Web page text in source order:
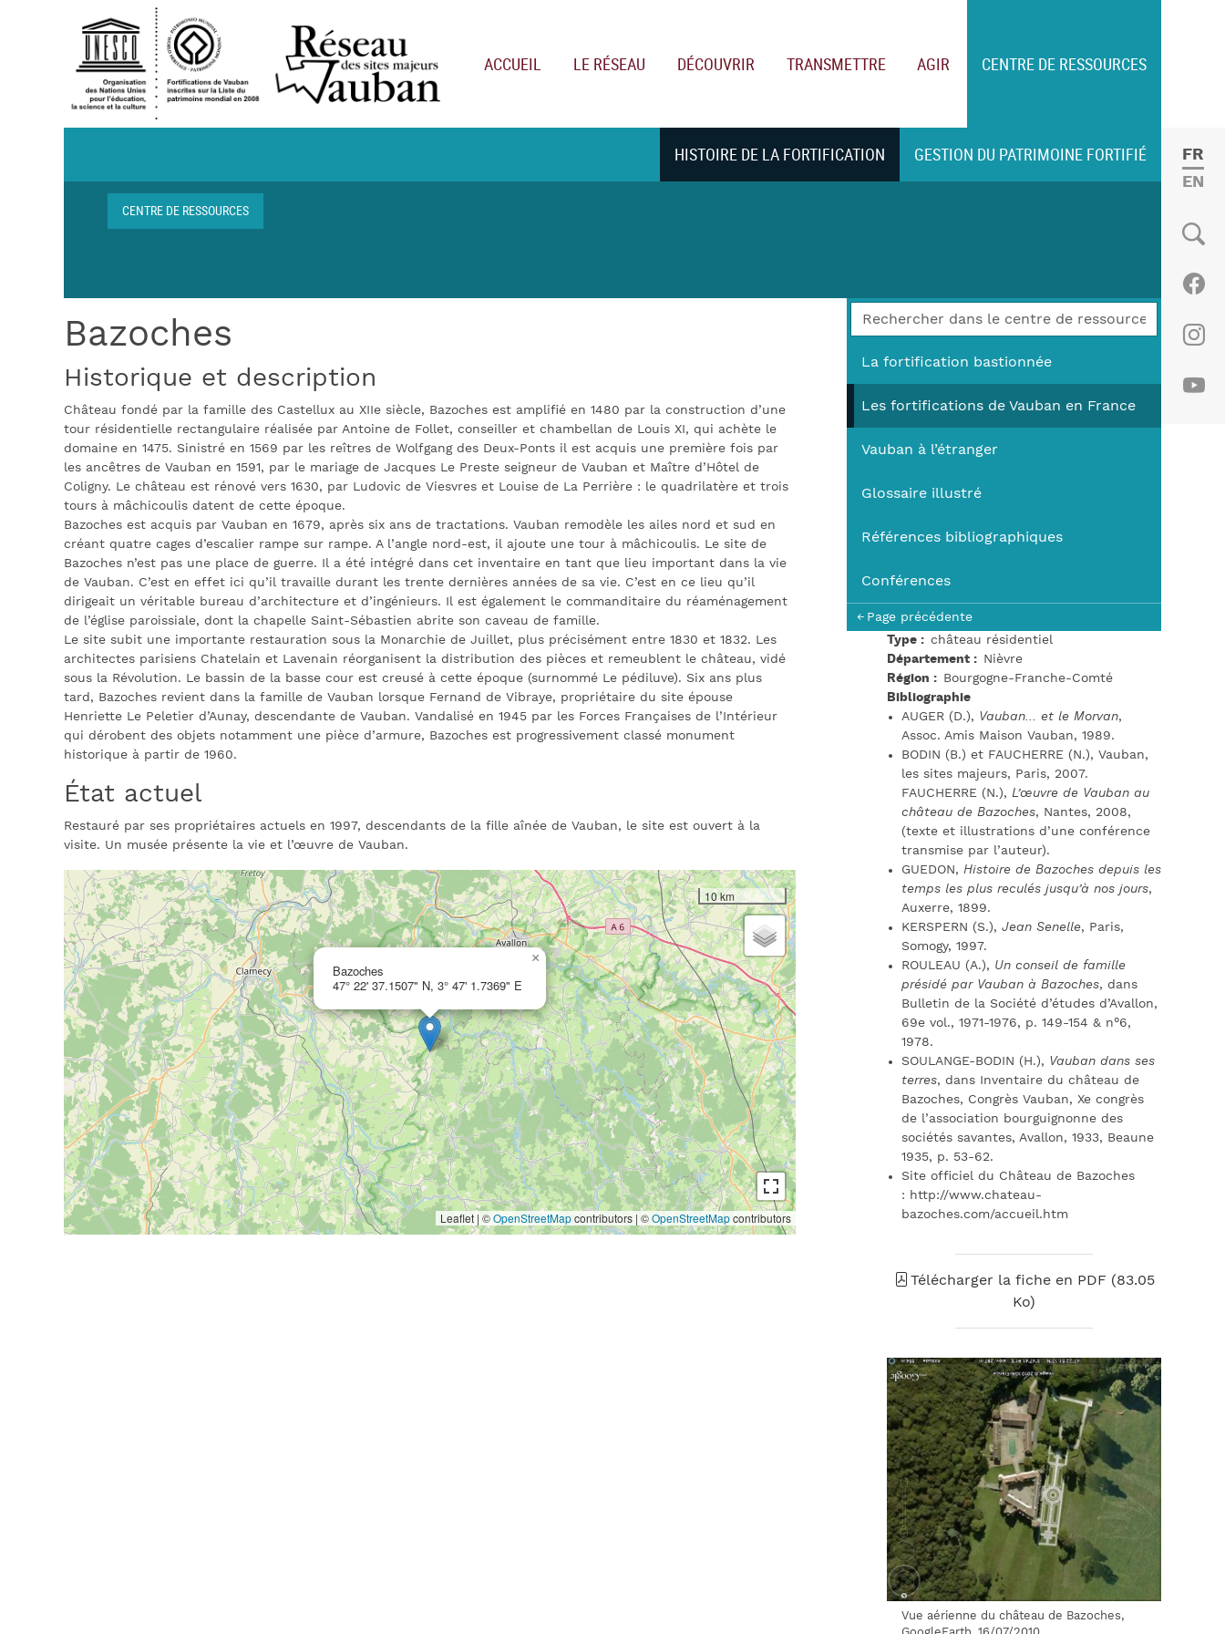
Aller au contenu principal
ACCUEIL LE RÉSEAU DÉCOUVRIR TRANSMETTRE AGIR CENTRE DE RESSOURCES
Social
Fil d'Ariane
CENTRE DE RESSOURCES
HISTOIRE DE LA FORTIFICATION GESTION DU PATRIMOINE FORTIFIÉ
La fortification bastionnée
Les fortifications de Vauban en France
Vauban à l’étranger
Glossaire illustré
Références bibliographiques
Conférences
Page précédente
Bazoches
Historique et description
Château fondé par la famille des Castellux au XIIe siècle, Bazoches est amplifié en 1480 par la construction d’une
tour résidentielle rectangulaire réalisée par Antoine de Follet, conseiller et chambellan de Louis XI, qui achète le
domaine en 1475. Sinistré en 1569 par les reîtres de Wolfgang des Deux-Ponts il est acquis une première fois par
les ancêtres de Vauban en 1591, par le mariage de Jacques Le Preste seigneur de Vauban et Maître d’Hôtel de
Coligny. Le château est rénové vers 1630, par Ludovic de Viesvres et Louise de La Perrière : le quadrilatère et trois
tours à mâchicoulis datent de cette époque.
Bazoches est acquis par Vauban en 1679, après six ans de tractations. Vauban remodèle les ailes nord et sud en
créant quatre cages d’escalier rampe sur rampe. A l’angle nord-est, il ajoute une tour à mâchicoulis. Le site de
Bazoches n’est pas une place de guerre. Il a été intégré dans cet inventaire en tant que lieu important dans la vie
de Vauban. C’est en effet ici qu’il travaille durant les trente dernières années de sa vie. C’est en ce lieu qu’il
dirigeait un véritable bureau d’architecture et d’ingénieurs. Il est également le commanditaire du réaménagement
de l’église paroissiale, dont la chapelle Saint-Sébastien abrite son caveau de famille.
Le site subit une importante restauration sous la Monarchie de Juillet, plus précisément entre 1830 et 1832. Les
architectes parisiens Chatelain et Lavenain réorganisent la distribution des pièces et remeublent le château, vidé
sous la Révolution. Le bassin de la basse cour est creusé à cette époque (surnommé Le pédiluve). Six ans plus
tard, Bazoches revient dans la famille de Vauban lorsque Fernand de Vibraye, propriétaire du site épouse
Henriette Le Peletier d’Aunay, descendante de Vauban. Vandalisé en 1945 par les Forces Françaises de l’Intérieur
qui dérobent des objets notamment une pièce d’armure, Bazoches est progressivement classé monument
historique à partir de 1960.
État actuel
Restauré par ses propriétaires actuels en 1997, descendants de la fille aînée de Vauban, le site est ouvert à la
visite. Un musée présente la vie et l’œuvre de Vauban.
Bazoches
47° 22' 37.1507" N, 3° 47' 1.7369" E
×
10 km
Leaflet | ©OpenStreetMapcontributors | ©OpenStreetMapcontributors
Type
château résidentiel
Département
Nièvre
Région
Bourgogne-Franche-Comté
Bibliographie
AUGER (D.), Vauban… et le Morvan,
Assoc. Amis Maison Vauban, 1989.
BODIN (B.) et FAUCHERRE (N.), Vauban,
les sites majeurs, Paris, 2007.
FAUCHERRE (N.), L’œuvre de Vauban au
château de Bazoches, Nantes, 2008,
(texte et illustrations d’une conférence
transmise par l’auteur).
GUEDON, Histoire de Bazoches depuis les
temps les plus reculés jusqu’à nos jours,
Auxerre, 1899.
KERSPERN (S.), Jean Senelle, Paris,
Somogy, 1997.
ROULEAU (A.), Un conseil de famille
présidé par Vauban à Bazoches, dans
Bulletin de la Société d’études d’Avallon,
69e vol., 1971-1976, p. 149-154 & n°6,
1978.
SOULANGE-BODIN (H.), Vauban dans ses
terres, dans Inventaire du château de
Bazoches, Congrès Vauban, Xe congrès
de l’association bourguignonne des
sociétés savantes, Avallon, 1933, Beaune
1935, p. 53-62.
Site officiel du Château de Bazoches
: http://www.chateau-
bazoches.com/accueil.htm
Télécharger la fiche en PDF (83.05
Ko)
Vue aérienne du château de Bazoches,